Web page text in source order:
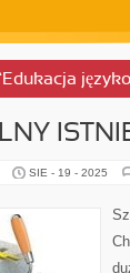
SIE - 19 - 2025